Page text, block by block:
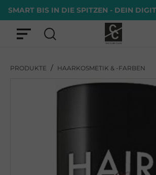
SMART BIS IN DIE SPITZEN - DEIN
PRODUKTE / HAARKOSMETIK & -FARBEN